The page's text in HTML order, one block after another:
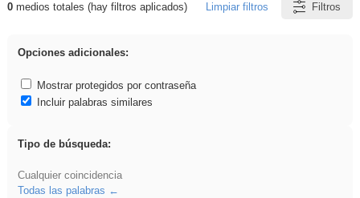
Resultados de: Hisparob
0medios totales (hay filtros aplicados) Limpiar filtros Filtros
Opciones adicionales:
Mostrar protegidos por contraseña
Incluir palabras similares
Tipo de búsqueda:
Cualquier coincidencia
Todas las palabras